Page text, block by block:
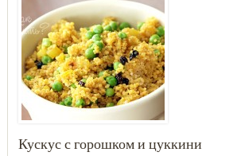
Кускус с горошком и цуккини